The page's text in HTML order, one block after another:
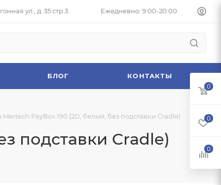
ул., д. 35 стр.3 Ежедневно: 9:00-20:00
БЛОГ КОНТАКТЫ
PayBox 190 (2D, белый, без подставки Cradle)
подставки Cradle)
0
0
0